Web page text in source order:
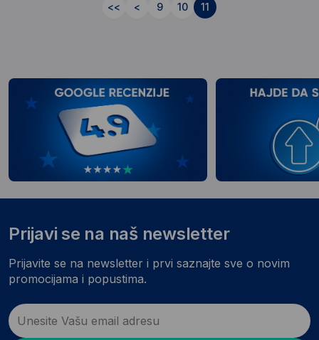
<< < 9 10 11
Prijavi se na naš newsletter
Prijavite se na newsletter i prvi saznajte sve o novim
promocijama i popustima.